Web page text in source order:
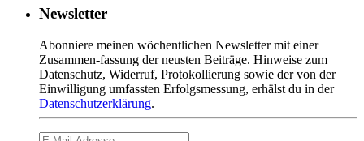
Newsletter
Abonniere meinen wöchentlichen Newsletter mit einer
Zusammen-fassung der neusten Beiträge. Hinweise zum
Datenschutz, Widerruf, Protokollierung sowie der von der
Einwilligung umfassten Erfolgsmessung, erhälst du in der
Datenschutzerklärung.